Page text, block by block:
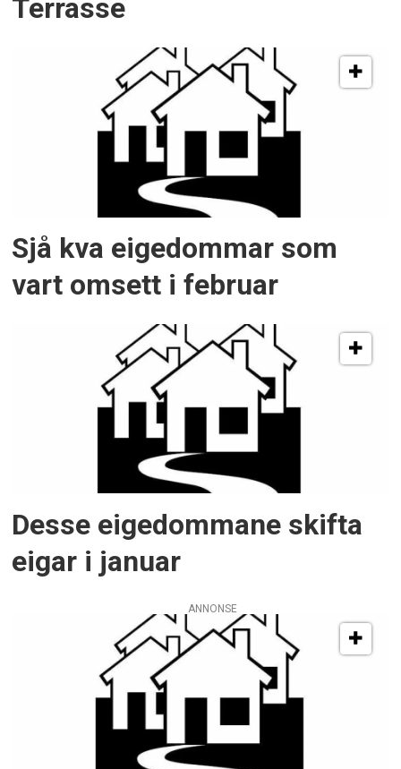
Terrasse
Sjå kva eigedommar som
vart omsett i februar
Desse eigedommane skifta
eigar i januar
ANNONSE